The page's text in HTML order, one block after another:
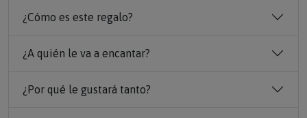
¿Cómo es este regalo?
¿A quién le va a encantar?
¿Por qué le gustará tanto?